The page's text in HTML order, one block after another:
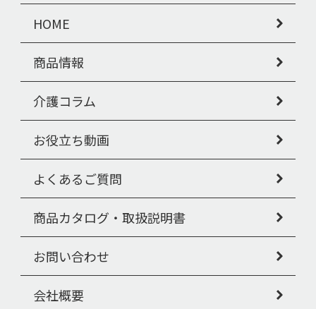
HOME
商品情報
介護コラム
お役立ち動画
よくあるご質問
商品カタログ・取扱説明書
お問い合わせ
会社概要